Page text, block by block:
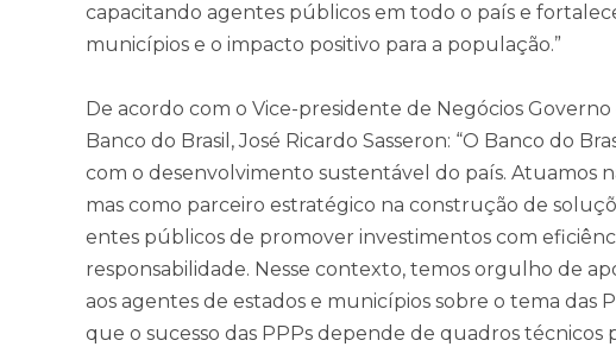
capacitando agentes públicos em todo o país e
municípios e o impacto positivo para a população.”
De acordo com o Vice-presidente de Negócios
Banco do Brasil, José Ricardo Sasseron: “O Banco do
com o desenvolvimento sustentável do país. Atuamos
mas como parceiro estratégico na construção de
entes públicos de promover investimentos com
responsabilidade. Nesse contexto, temos orgulho de
aos agentes de estados e municípios sobre o tema das
que o sucesso das PPPs depende de quadros técnicos